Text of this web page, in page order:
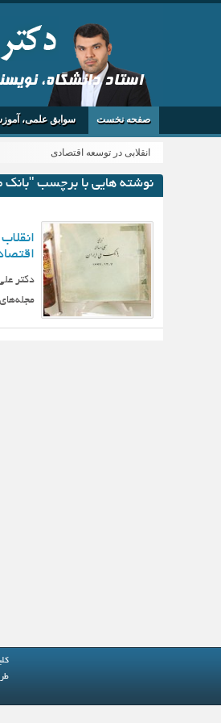
استاد دانشگاه،
صفحه نخست سوابق علمی،
انقلابی در توسعه اقتصادی
نوشته هایی با برچسب "بانک